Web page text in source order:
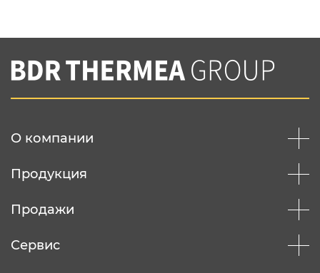
Вы соглашаетесь с нашей политикой
конфеденциальности
О компании
Продукция
Продажи
Сервис